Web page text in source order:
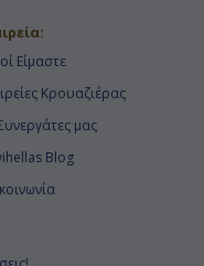
Είμαστε
Κρουαζιέρας
μας
Blog